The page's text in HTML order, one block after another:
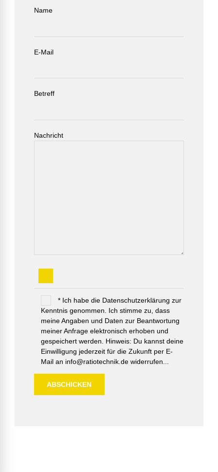
Name
E-Mail
Betreff
Nachricht
* Ich habe die Datenschutzerklärung zur
Kenntnis genommen. Ich stimme zu, dass
meine Angaben und Daten zur Beantwortung
meiner Anfrage elektronisch erhoben und
gespeichert werden. Hinweis: Du kannst deine
Einwilligung jederzeit für die Zukunft per E-
Mail an info@ratiotechnik.de widerrufen...